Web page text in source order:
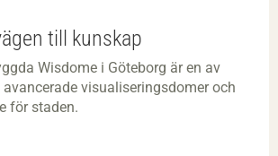
till kunskap
Wisdome i Göteborg är en av
visualiseringsdomer och
för staden.